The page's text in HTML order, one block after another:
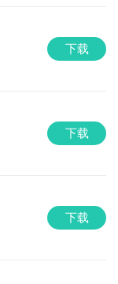
下载
下载
下载